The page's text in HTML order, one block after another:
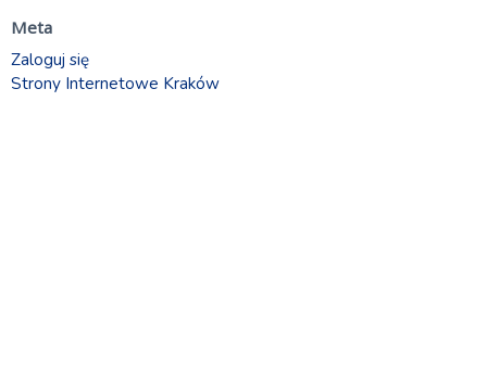
Meta
Zaloguj się
Strony Internetowe Kraków